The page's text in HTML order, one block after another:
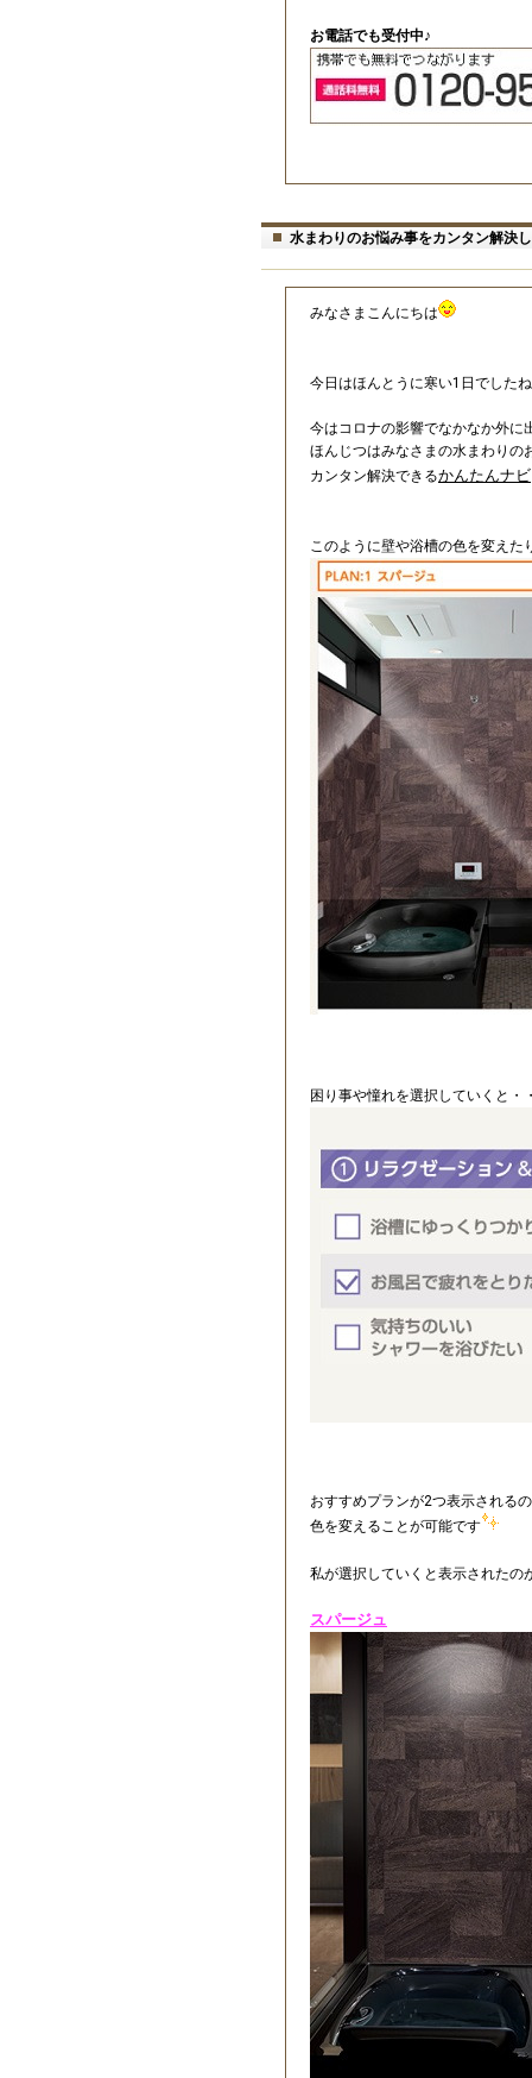
お電話でも受付中♪
水まわりのお悩み事をカンタン解決
みなさまこんにちは
今日はほんとうに寒い1日でしたね
今はコロナの影響でなかなか外に
ほんじつはみなさまの水まわりの
カンタン解決できるかんたんナビ
このように壁や浴槽の色を変えた
困り事や憧れを選択していくと・
おすすめプランが2つ表示される
色を変えることが可能です
私が選択していくと表示されたの
スパージュ